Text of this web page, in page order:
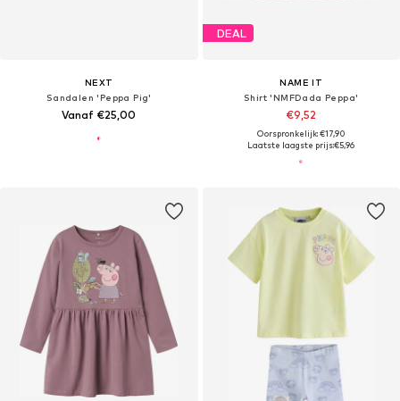
NEXT
Sandalen 'Peppa Pig'
Vanaf €25,00
DEAL
NAME IT
Shirt 'NMFDada Peppa'
€9,52
Oorspronkelijk: €17,90
Laatste laagste prijs:€5,96